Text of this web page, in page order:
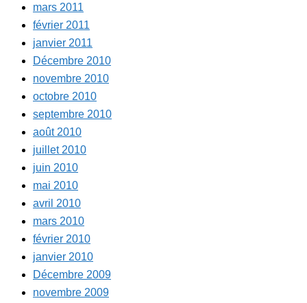
mars 2011
février 2011
janvier 2011
Décembre 2010
novembre 2010
octobre 2010
septembre 2010
août 2010
juillet 2010
juin 2010
mai 2010
avril 2010
mars 2010
février 2010
janvier 2010
Décembre 2009
novembre 2009